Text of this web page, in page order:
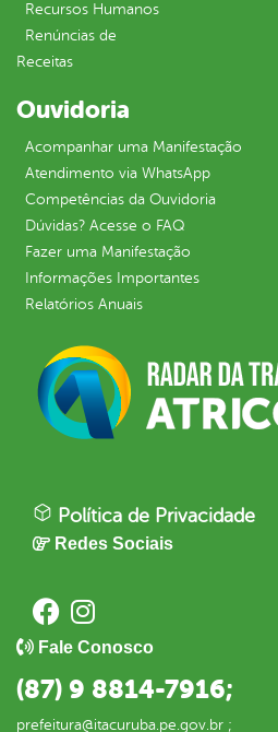
Recursos Humanos
Renúncias de
Receitas
Ouvidoria
Acompanhar uma Manifestação
Atendimento via WhatsApp
Competências da Ouvidoria
Dúvidas? Acesse o FAQ
Fazer uma Manifestação
Informações Importantes
Relatórios Anuais
Política de Privacidade
Redes Sociais
Fale Conosco
(87) 9 8814-7916;
prefeitura@itacuruba.pe.gov.br ;